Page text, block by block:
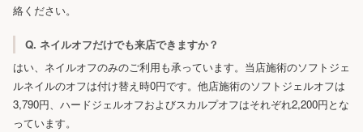
絡ください。
Q. ネイルオフだけでも来店できますか？
はい、ネイルオフのみのご利用も承っています。当店施術のソフトジェ
ルネイルのオフは付け替え時0円です。他店施術のソフトジェルオフは
3,790円、ハードジェルオフおよびスカルプオフはそれぞれ2,200円とな
っています。